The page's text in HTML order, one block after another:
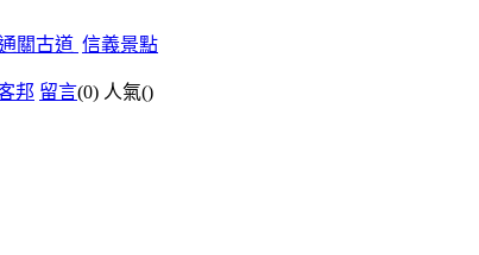
關古道 信義景點
邦 留言(0) 人氣()